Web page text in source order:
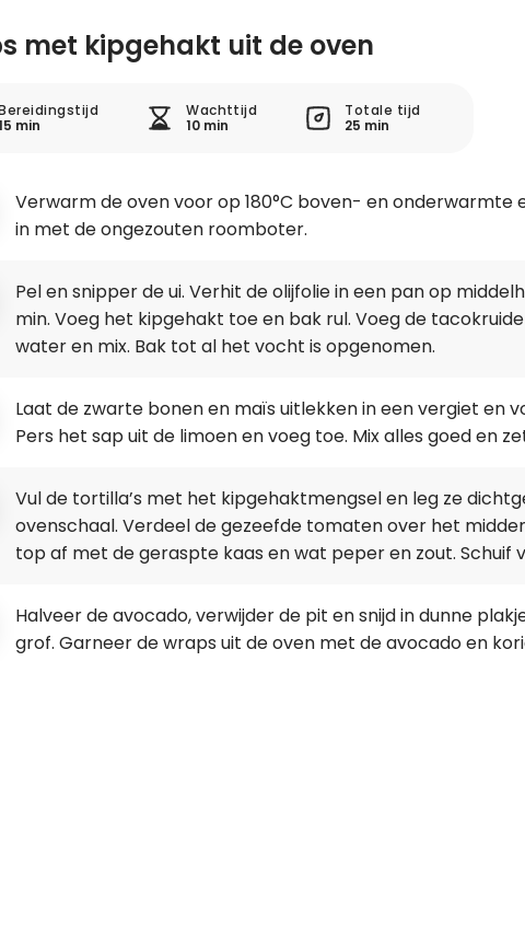
met kipgehakt uit de oven
min
Wachttijd
10 min
Totale tijd
25 min
Verwarm de oven voor op 180°C boven- en onderwarmte
in met de ongezouten roomboter.
Pel en snipper de ui. Verhit de olijfolie in een pan op
min. Voeg het kipgehakt toe en bak rul. Voeg de
water en mix. Bak tot al het vocht is opgenomen.
Laat de zwarte bonen en maïs uitlekken in een vergiet en
Pers het sap uit de limoen en voeg toe. Mix alles goed en
Vul de tortilla’s met het kipgehaktmengsel en leg ze
ovenschaal. Verdeel de gezeefde tomaten over het
top af met de geraspte kaas en wat peper en zout. Schuif
Halveer de avocado, verwijder de pit en snijd in dunne
grof. Garneer de wraps uit de oven met de avocado en